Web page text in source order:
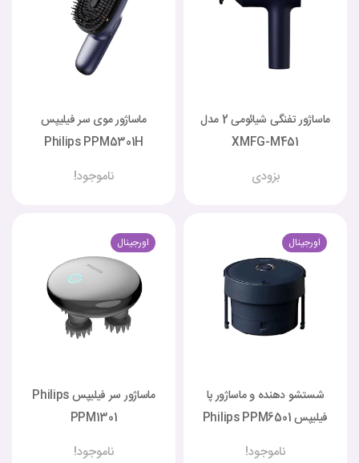
ماساژور تفنگی شیائومی 2 مدل
XMFG-M451
بزودی
ماساژور موی سر فیلیپس
Philips PPM5301H
ناموجود!
اورجینال
شستشو دهنده و ماساژور پا
فیلیپس Philips PPM6501
ناموجود!
اورجینال
ماساژور سر فیلیپس Philips
PPM1301
ناموجود!